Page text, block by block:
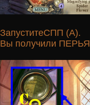
ЗапуститеСПП (А).
Вы получили